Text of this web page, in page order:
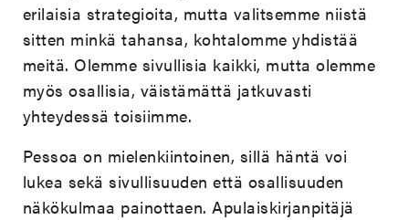
erilaisia strategioita, mutta valitsemme niistä
sitten minkä tahansa, kohtalomme yhdistää
meitä. Olemme sivullisia kaikki, mutta olemme
myös osallisia, väistämättä jatkuvasti
yhteydessä toisiimme.
Pessoa on mielenkiintoinen, sillä häntä voi
lukea sekä sivullisuuden että osallisuuden
näkökulmaa painottaen. Apulaiskirjanpitäjä